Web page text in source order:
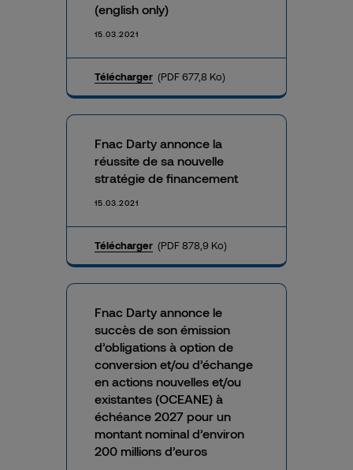
(english only)
15.03.2021
Télécharger (PDF 677,8 Ko)
Fnac Darty annonce la
réussite de sa nouvelle
stratégie de financement
15.03.2021
Télécharger (PDF 878,9 Ko)
Fnac Darty annonce le
succès de son émission
d’obligations à option de
conversion et/ou d’échange
en actions nouvelles et/ou
existantes (OCEANE) à
échéance 2027 pour un
montant nominal d’environ
200 millions d’euros